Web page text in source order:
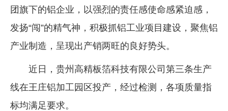
团旗下的铝企业，以强烈的责任感使命感紧迫感，
发扬“闯”的精气神，积极抓铝工业项目建设，聚焦铝
产业制造，呈现出产销两旺的良好势头。
近日，贵州高精板箔科技有限公司第三条生产
线在王庄铝加工园区投产，经过检测，各项质量指
标均满足要求。